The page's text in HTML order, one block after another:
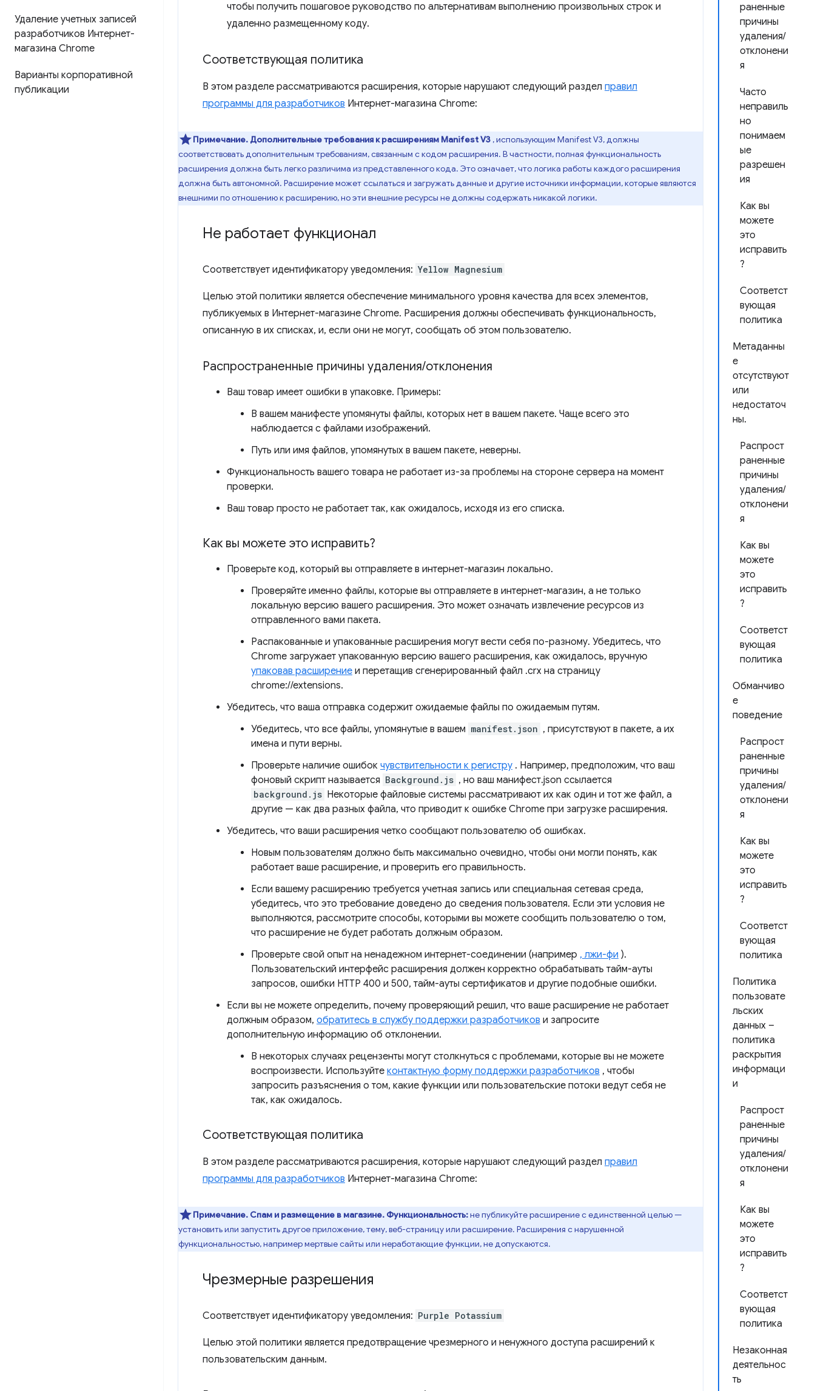
Удаление учетных записей
разработчиков Интернет-
магазина Chrome
Варианты корпоративной
публикации
раненные
причины
удаления/
отклонени
я
Часто
неправиль
но
понимаем
ые
разрешен
ия
Как вы
можете
это
исправить
?
Соответст
вующая
политика
Метаданны
е
отсутствуют
или
недостаточ
ны.
Распрост
раненные
причины
удаления/
отклонени
я
Как вы
можете
это
исправить
?
Соответст
вующая
политика
Обманчиво
е
поведение
Распрост
раненные
причины
удаления/
отклонени
я
Как вы
можете
это
исправить
?
Соответст
вующая
политика
Политика
пользовате
льских
данных –
политика
раскрытия
информаци
и
Распрост
раненные
причины
удаления/
отклонени
я
Как вы
можете
это
исправить
?
Соответст
вующая
политика
Незаконная
деятельнос
ть
чтобы получить пошаговое руководство по альтернативам выполнению произвольных строк и
удаленно размещенному коду.
Соответствующая политика
В этом разделе рассматриваются расширения, которые нарушают следующий раздел правил
программы для разработчиков Интернет-магазина Chrome:
Примечание. Дополнительные требования к расширениям Manifest V3 , использующим Manifest V3, должны
соответствовать дополнительным требованиям, связанным с кодом расширения. В частности, полная функциональность
расширения должна быть легко различима из представленного кода. Это означает, что логика работы каждого расширения
должна быть автономной. Расширение может ссылаться и загружать данные и другие источники информации, которые являются
внешними по отношению к расширению, но эти внешние ресурсы не должны содержать никакой логики.
Не работает функционал
Соответствует идентификатору уведомления: Yellow Magnesium
Целью этой политики является обеспечение минимального уровня качества для всех элементов,
публикуемых в Интернет-магазине Chrome. Расширения должны обеспечивать функциональность,
описанную в их списках, и, если они не могут, сообщать об этом пользователю.
Распространенные причины удаления/отклонения
Ваш товар имеет ошибки в упаковке. Примеры:
В вашем манифесте упомянуты файлы, которых нет в вашем пакете. Чаще всего это
наблюдается с файлами изображений.
Путь или имя файлов, упомянутых в вашем пакете, неверны.
Функциональность вашего товара не работает из-за проблемы на стороне сервера на момент
проверки.
Ваш товар просто не работает так, как ожидалось, исходя из его списка.
Как вы можете это исправить?
Проверьте код, который вы отправляете в интернет-магазин локально.
Проверяйте именно файлы, которые вы отправляете в интернет-магазин, а не только
локальную версию вашего расширения. Это может означать извлечение ресурсов из
отправленного вами пакета.
Распакованные и упакованные расширения могут вести себя по-разному. Убедитесь, что
Chrome загружает упакованную версию вашего расширения, как ожидалось, вручную
упаковав расширение и перетащив сгенерированный файл .crx на страницу
chrome://extensions.
Убедитесь, что ваша отправка содержит ожидаемые файлы по ожидаемым путям.
Убедитесь, что все файлы, упомянутые в вашем manifest.json , присутствуют в пакете, а их
имена и пути верны.
Проверьте наличие ошибок чувствительности к регистру . Например, предположим, что ваш
фоновый скрипт называется Background.js , но ваш манифест.json ссылается
background.js Некоторые файловые системы рассматривают их как один и тот же файл, а
другие — как два разных файла, что приводит к ошибке Chrome при загрузке расширения.
Убедитесь, что ваши расширения четко сообщают пользователю об ошибках.
Новым пользователям должно быть максимально очевидно, чтобы они могли понять, как
работает ваше расширение, и проверить его правильность.
Если вашему расширению требуется учетная запись или специальная сетевая среда,
убедитесь, что это требование доведено до сведения пользователя. Если эти условия не
выполняются, рассмотрите способы, которыми вы можете сообщить пользователю о том,
что расширение не будет работать должным образом.
Проверьте свой опыт на ненадежном интернет-соединении (например , лжи-фи ).
Пользовательский интерфейс расширения должен корректно обрабатывать тайм-ауты
запросов, ошибки HTTP 400 и 500, тайм-ауты сертификатов и другие подобные ошибки.
Если вы не можете определить, почему проверяющий решил, что ваше расширение не работает
должным образом, обратитесь в службу поддержки разработчиков и запросите
дополнительную информацию об отклонении.
В некоторых случаях рецензенты могут столкнуться с проблемами, которые вы не можете
воспроизвести. Используйте контактную форму поддержки разработчиков , чтобы
запросить разъяснения о том, какие функции или пользовательские потоки ведут себя не
так, как ожидалось.
Соответствующая политика
В этом разделе рассматриваются расширения, которые нарушают следующий раздел правил
программы для разработчиков Интернет-магазина Chrome:
Примечание. Спам и размещение в магазине. Функциональность:не публикуйте расширение с единственной целью —
установить или запустить другое приложение, тему, веб-страницу или расширение. Расширения с нарушенной
функциональностью, например мертвые сайты или неработающие функции, не допускаются.
Чрезмерные разрешения
Соответствует идентификатору уведомления: Purple Potassium
Целью этой политики является предотвращение чрезмерного и ненужного доступа расширений к
пользовательским данным.